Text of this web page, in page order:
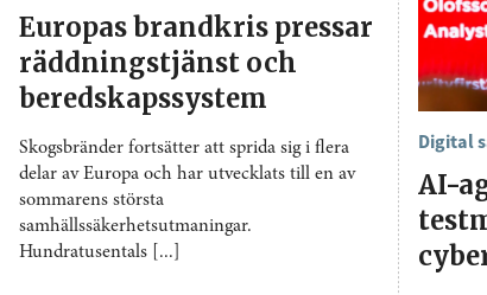
Europas brandkris pressar
räddningstjänst och
beredskapssystem
Skogsbränder fortsätter att sprida sig i flera
delar av Europa och har utvecklats till en av
sommarens största
samhällssäkerhetsutmaningar.
Hundratusentals [...]
Digital
AI-